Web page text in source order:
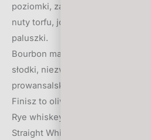
poziomki, za to w ustach tytoń i
nuty torfu, jodyny, w finiszu sporo
paluszki.
Bourbon marca to Elijah Craig
słodki, niezwykle przyjemny –
prowansalskich, kukurydza. Smak
Finisz to oliwki, cynamon, liście,
Rye whiskey miesiąca wybrałem
Straight Whiskey (45%), z notą